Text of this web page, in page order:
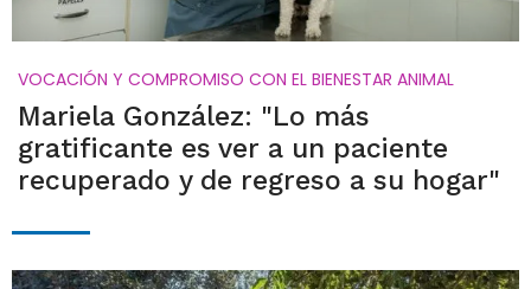
VOCACIÓN Y COMPROMISO CON EL BIENESTAR ANIMAL
Mariela González: "Lo más
gratificante es ver a un paciente
recuperado y de regreso a su hogar"